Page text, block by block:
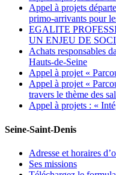
Appel à projets
primo-arrivants pour
EGALITE
UN ENJEU DE
Achats responsables
Hauts-de-Seine
Appel à projet «
Appel à projet «
travers le thème des
Appel à projets : «
Seine-Saint-Denis
Adresse et horaires
Ses missions